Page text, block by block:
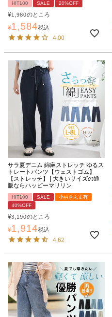
HIT100 SALE 20%OFF
¥1,980のところ
¥1,584税込
4.00
サラ夏デニム 綿麻ストレッチ ゆるス
トレートパンツ【ウェストゴム】
【ストレッチ】 | 大きいサイズの通
販ならハッピーマリリン
HIT100 SALE
小柄さん丈有
40%OFF
¥3,190のところ
¥1,914税込
4.62